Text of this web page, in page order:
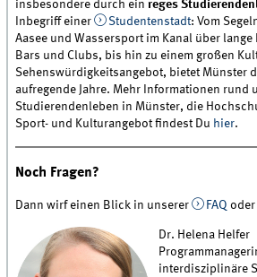
insbesondere durch ein reges
Inbegriff einer
Studentenstadt: Vom
Aasee und Wassersport im Kanal über
Bars und Clubs, bis hin zu einem großen
Sehenswürdigkeitsangebot, bietet Münster
aufregende Jahre. Mehr Informationen rund
Studierendenleben in Münster, die
Sport- und Kulturangebot findest Du hier.
Noch Fragen?
Dann wirf einen Blick in unserer FAQ oder
Dr. Helena Helfer
interdisziplinäre